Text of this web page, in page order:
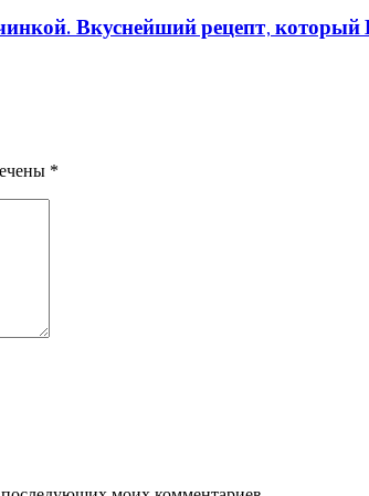
Вкуснейший рецепт, который
*